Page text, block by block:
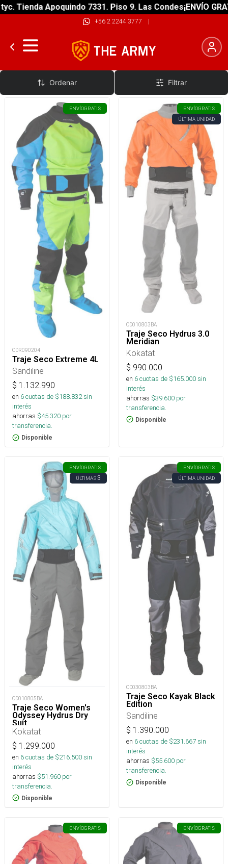
Apoquindo 7331. Piso 9. Las Condes¡ENVÍO
+56 2 2244 3777 |
Trajes Secos
Ordenar Filtrar
ENVÍOGRATIS
ODR090204
Traje Seco Extreme 4L
Sandiline
$ 1.132.990
en 6cuotas de $188.832sin
interés
ahorras $45.320 por
transferencia.
Disponible
ENVÍOGRATIS
ÚLTIMA UNIDAD
OD010803BA
Traje Seco Hydrus 3.0
Meridian
Kokatat
$ 990.000
en 6cuotas de $165.000sin
interés
ahorras $39.600 por
transferencia.
Disponible
ENVÍOGRATIS
ÚLTIMAS3
OD010805BA
Traje Seco Women's
Odyssey Hydrus Dry
Suit
Kokatat
$ 1.299.000
en 6cuotas de $216.500sin
interés
ahorras $51.960 por
transferencia.
Disponible
ENVÍOGRATIS
ÚLTIMA UNIDAD
OD030803BA
Traje Seco Kayak Black
Edition
Sandiline
$ 1.390.000
en 6cuotas de $231.667sin
interés
ahorras $55.600 por
transferencia.
Disponible
ENVÍOGRATIS ENVÍOGRATIS